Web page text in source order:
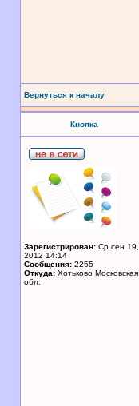
Вернуться к началу
Кнопка
Зарегистрирован: Ср сен 19,
2012 14:14
Сообщения: 2255
Откуда: Хотьково Московская
обл.